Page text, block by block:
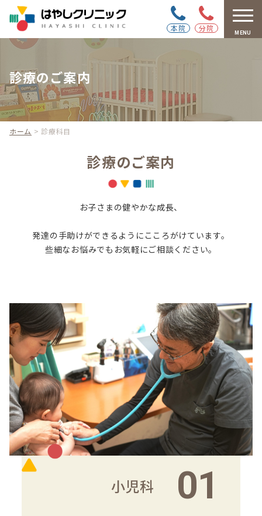
MENU
本院 分院
診療のご案内
ホーム >診療科目
診療のご案内
お子さまの健やかな成長、
発達の手助けができるようにこころがけています。
些細なお悩みでもお気軽にご相談ください。
小児科 01